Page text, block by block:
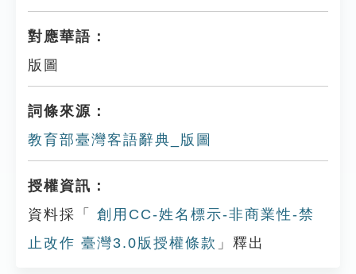
對應華語：
版圖
詞條來源：
教育部臺灣客語辭典_版圖
授權資訊：
資料採「
創用CC-姓名標示-非商業性-禁
止改作 臺灣3.0版授權條款 」釋出